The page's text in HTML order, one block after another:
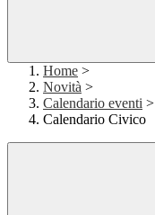
Home >
Novità >
Calendario eventi >
Calendario Civico